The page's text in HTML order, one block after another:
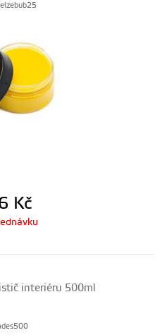
Kč
interiéru 500ml